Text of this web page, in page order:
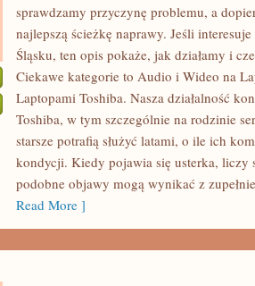
AKTUALNOŚCI
NOWOŚCI
TOSHIBA
sprawdzamy przyczynę problemu, a
najlepszą ścieżkę naprawy. Jeśli
Śląsku, ten opis pokaże, jak działamy i
Ciekawe kategorie to Audio i Wideo na
Laptopami Toshiba. Nasza działalność
Toshiba, w tym szczególnie na rodzinie
starsze potrafią służyć latami, o ile ich
kondycji. Kiedy pojawia się usterka, liczy
podobne objawy mogą wynikać z
Read More ]